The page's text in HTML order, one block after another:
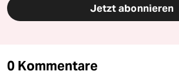
Jetzt abonnieren
0 Kommentare